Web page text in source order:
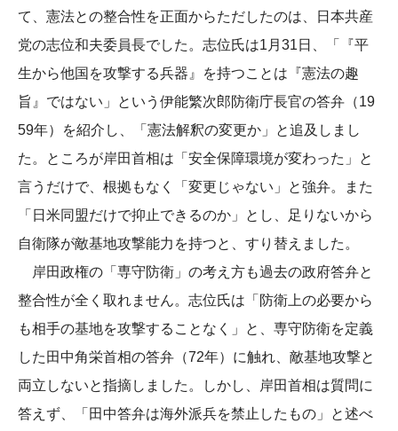
て、憲法との整合性を正面からただしたのは、日本共産
党の志位和夫委員長でした。志位氏は1月31日、「『平
生から他国を攻撃する兵器』を持つことは『憲法の趣
旨』ではない」という伊能繁次郎防衛庁長官の答弁（19
59年）を紹介し、「憲法解釈の変更か」と追及しまし
た。ところが岸田首相は「安全保障環境が変わった」と
言うだけで、根拠もなく「変更じゃない」と強弁。また
「日米同盟だけで抑止できるのか」とし、足りないから
自衛隊が敵基地攻撃能力を持つと、すり替えました。
岸田政権の「専守防衛」の考え方も過去の政府答弁と
整合性が全く取れません。志位氏は「防衛上の必要から
も相手の基地を攻撃することなく」と、専守防衛を定義
した田中角栄首相の答弁（72年）に触れ、敵基地攻撃と
両立しないと指摘しました。しかし、岸田首相は質問に
答えず、「田中答弁は海外派兵を禁止したもの」と述べ